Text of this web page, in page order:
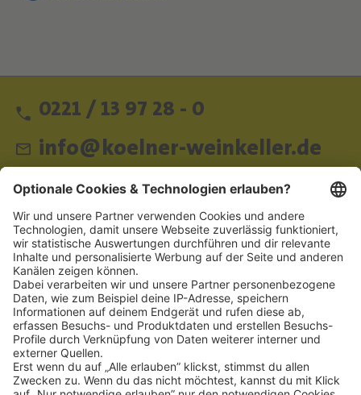
0221 / 13 97 28 - 0
info@koelner-weinkeller.de
Schnellzugriff
ZAHLUNGSMETHODEN
SOCIAL
NEWSLETTER